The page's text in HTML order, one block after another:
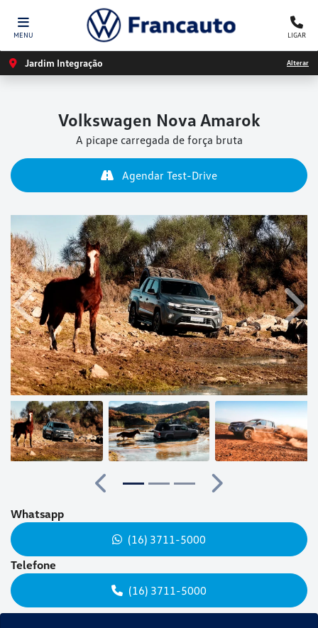
MENU LIGAR
Jardim Integração Alterar
Volkswagen Nova Amarok
A picape carregada de força bruta
Agendar Test-Drive
Anterior
Anterior
Próximo
Whatsapp
(16) 3711-5000
Telefone
(16) 3711-5000